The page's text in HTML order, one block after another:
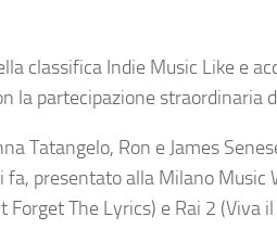
classifica Indie Music Like e
la partecipazione straordinaria
Tatangelo, Ron e James
fa, presentato alla Milano
Forget The Lyrics) e Rai 2 (Viva